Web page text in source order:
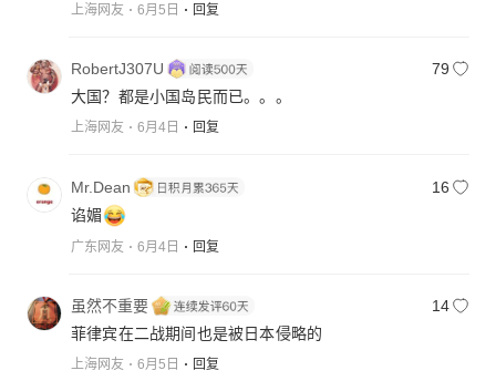
上海网友 6月5日 回复
RobertJ307U
79
大国？都是小国岛民而已。。。
上海网友 6月4日 回复
Mr.Dean
16
谄媚
广东网友 6月4日 回复
虽然不重要
14
菲律宾在二战期间也是被日本侵略的
上海网友 6月5日 回复